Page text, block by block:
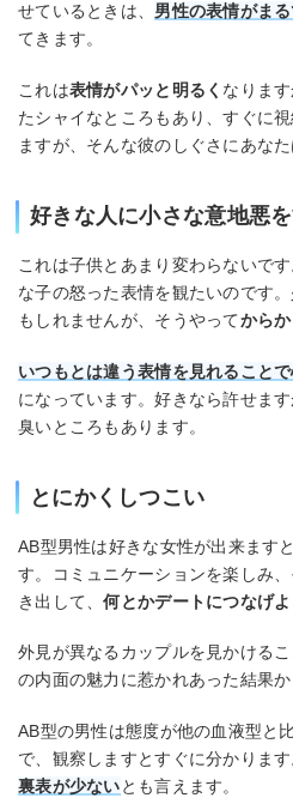
せているときは、 男性の表情がま
てきます。
これは表情がパッと明るく なりま
たシャイなところもあり、すぐに
ますが、そんな彼のしぐさにあな
好きな人に小さな意地悪
これは子供とあまり変わらないで
な子の怒った表情を観たいのです
もしれませんが、そうやってから
いつもとは違う表情を見れること
になっています。好きなら許せま
臭いところもあります。
とにかくしつこい
AB型男性は好きな女性が出来ます
す。コミュニケーションを楽しみ
き出して、何とかデートにつなげ
外見が異なるカップルを見かける
の内面の魅力に惹かれあった結果か
AB型の男性は態度が他の血液型と
で、観察しますとすぐに分かります
裏表が少ないとも言えます。